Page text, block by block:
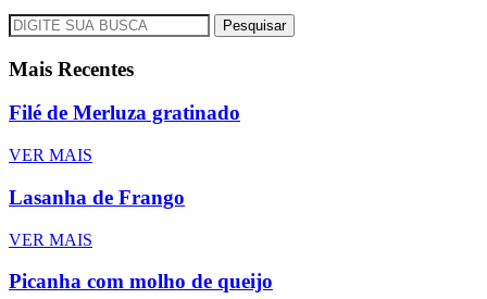
Pesquisar
Mais Recentes
Filé de Merluza gratinado
VER MAIS
Lasanha de Frango
VER MAIS
Picanha com molho de queijo